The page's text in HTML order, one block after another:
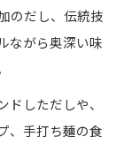
のだし、伝統技
ながら奥深い味
しただしや、
、手打ち麺の食